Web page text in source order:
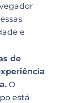
e
de
O
está